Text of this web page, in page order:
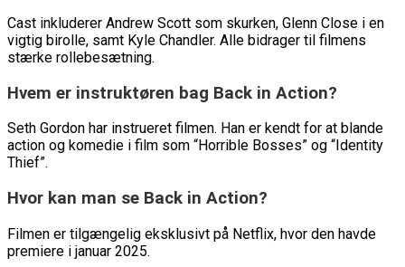
Cast inkluderer Andrew Scott som skurken, Glenn Close i en
vigtig birolle, samt Kyle Chandler. Alle bidrager til filmens
stærke rollebesætning.
Hvem er instruktøren bag Back in Action?
Seth Gordon har instrueret filmen. Han er kendt for at blande
action og komedie i film som “Horrible Bosses” og “Identity
Thief”.
Hvor kan man se Back in Action?
Filmen er tilgængelig eksklusivt på Netflix, hvor den havde
premiere i januar 2025.